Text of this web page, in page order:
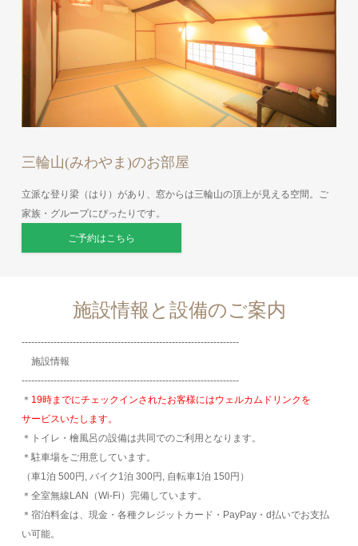
三輪山(みわやま)のお部屋
立派な登り梁（はり）があり、窓からは三輪山の頂上が見える空間。ご
家族・グループにぴったりです。
ご予約はこちら
施設情報と設備のご案内
‐‐‐‐‐‐‐‐‐‐‐‐‐‐‐‐‐‐‐‐‐‐‐‐‐‐‐‐‐‐‐‐‐‐‐‐‐‐‐‐‐‐‐‐‐‐‐‐‐‐‐‐‐‐‐‐‐‐‐‐‐‐‐‐‐‐‐‐
施設情報
‐‐‐‐‐‐‐‐‐‐‐‐‐‐‐‐‐‐‐‐‐‐‐‐‐‐‐‐‐‐‐‐‐‐‐‐‐‐‐‐‐‐‐‐‐‐‐‐‐‐‐‐‐‐‐‐‐‐‐‐‐‐‐‐‐‐‐‐
＊ 19時までにチェックインされたお客様にはウェルカムドリンクを
サービスいたします。
＊トイレ・檜風呂の設備は共同でのご利用となります。
＊駐車場をご用意しています。
（車1泊 500円, バイク1泊 300円, 自転車1泊 150円）
＊全室無線LAN（Wi-Fi）完備しています。
＊宿泊料金は、現金・各種クレジットカード・PayPay・d払いでお支払
い可能。